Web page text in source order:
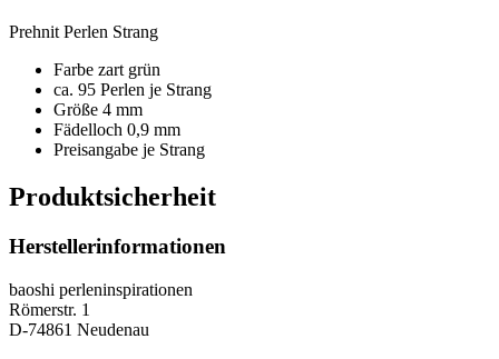
Prehnit Perlen Strang
Farbe zart grün
ca. 95 Perlen je Strang
Größe 4 mm
Fädelloch 0,9 mm
Preisangabe je Strang
Produktsicherheit
Herstellerinformationen
baoshi perleninspirationen
Römerstr. 1
D-74861 Neudenau